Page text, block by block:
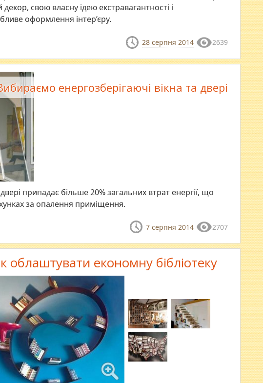
свою власну ідею екстравагантності і
оформлення інтер’єру.
28 серпня 2014 2639
енергозберігаючі вікна та двері
припадає більше 20% загальних втрат енергії, що
за опалення приміщення.
7 серпня 2014 2707
облаштувати економну бібліотеку